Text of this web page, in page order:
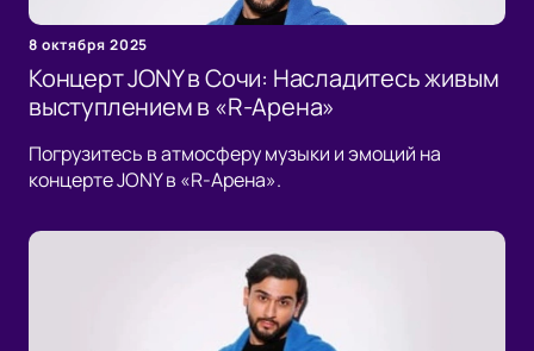
8 октября 2025
Концерт JONY в Сочи: Насладитесь живым
выступлением в «R-Арена»
Погрузитесь в атмосферу музыки и эмоций на
концерте JONY в «R-Арена».